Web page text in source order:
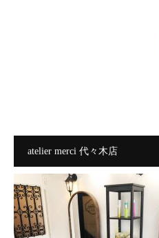
atelier merci 代々木店